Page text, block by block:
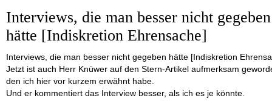
Interviews, die man besser nicht gegeben
hätte [Indiskretion Ehrensache]
Interviews, die man besser nicht gegeben hätte [Indiskretion
Jetzt ist auch Herr Knüwer auf den Stern-Artikel aufmerksam
den ich hier vor kurzem erwähnt habe.
Und er kommentiert das Interview besser, als ich es je könnte.